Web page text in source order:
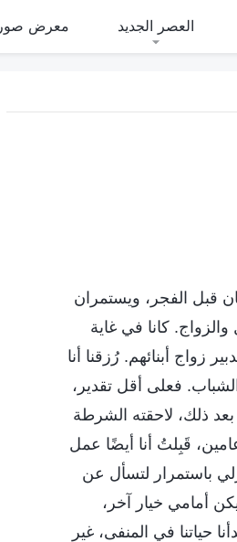
العصر الجديد معرض صور
قبل الفجر، ويستمران
كانا في غاية
زواج أبنائهم. رُزقنا أنا
فعلى أقل تقدير،
ذلك، لاحقته الشرطة
قَبِلتُ أنا أيضًا عمل
باستمرار لتسأل عن
أمامي خيار آخر،
حياتنا في المنفى، غير